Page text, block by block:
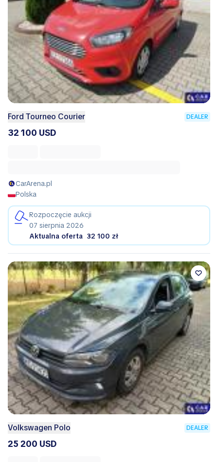
Ford Tourneo Courier DEALER
32 100 USD
CarArena.pl
Polska
Rozpoczęcie aukcji
07 sierpnia 2026
Aktualna oferta 32 100 zł
Volkswagen Polo DEALER
25 200 USD